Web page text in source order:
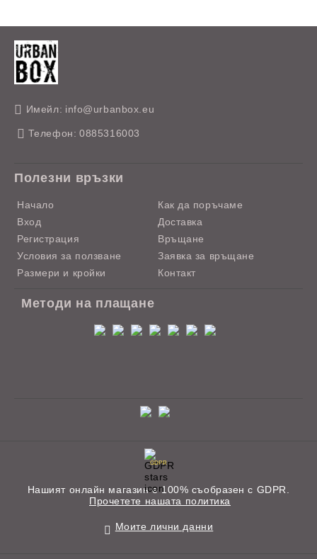
Имейл: info@urbanbox.eu
Телефон: 0885316003
Полезни връзки
Начало
Вход
Регистрация
Условия за ползване
Размери и кройки
Как да поръчаме
Доставка
Връщане
Заявка за връщане
Контакт
Методи на плащане
GDPR
Нашият онлайн магазин е 100% съобразен с GDPR.
Прочетете нашата политика
Моите лични данни